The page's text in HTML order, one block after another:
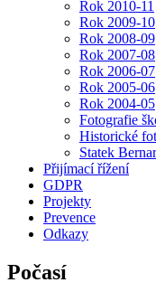
Rok 2010-11
Rok 2009-10
Rok 2008-09
Rok 2007-08
Rok 2006-07
Rok 2005-06
Rok 2004-05
Fotografie
Historické
Statek
Přijímací řížení
GDPR
Projekty
Prevence
Odkazy
Počasí